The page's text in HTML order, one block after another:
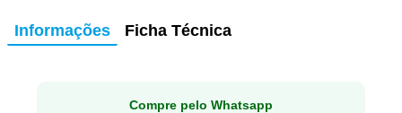
Informações Ficha Técnica
Compre pelo Whatsapp